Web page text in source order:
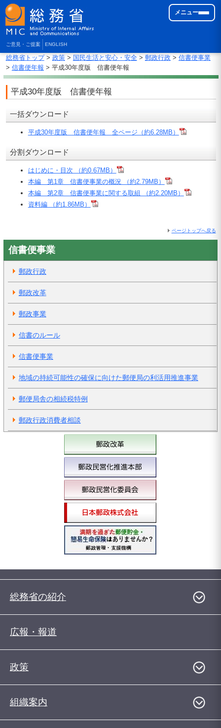
ご意見・ご提案 ENGLISH
メニュー
総務省トップ> 政策> 国民生活と安心・安全> 郵政行政 > 信書便事業
> 信書便年報 > 平成30年度版 信書便年報
平成30年度版 信書便年報
一括ダウンロード
平成30年度版 信書便年報 全ページ（約6.28MB）
分割ダウンロード
はじめに・目次 （約0.67MB）
本編 第1章 信書便事業の概況 （約2.79MB）
本編 第2章 信書便事業に関する取組 （約2.20MB）
資料編 （約1.86MB）
ページトップへ戻る
信書便事業
郵政行政
郵政改革
郵政事業
信書のルール
信書便事業
地域の持続可能性の確保に向けた郵便局の利活用推進事業
郵便局舎の相続税特例
郵政行政消費者相談
総務省の紹介
広報・報道
政策
組織案内